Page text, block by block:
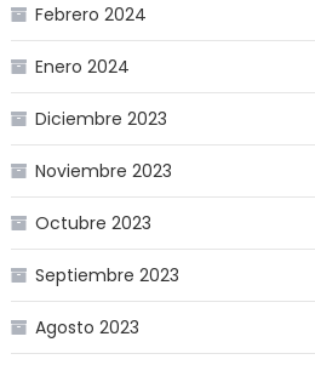
Febrero 2024
Enero 2024
Diciembre 2023
Noviembre 2023
Octubre 2023
Septiembre 2023
Agosto 2023